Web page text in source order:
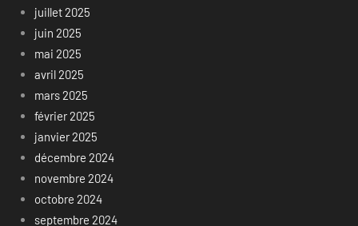
juillet 2025
juin 2025
mai 2025
avril 2025
mars 2025
février 2025
janvier 2025
décembre 2024
novembre 2024
octobre 2024
septembre 2024